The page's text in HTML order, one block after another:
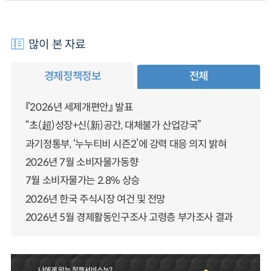
많이 본 자료
경제정책정보 전체
『2026년 세제개편안』 발표
“초(超)성장+신(新)공간, 대체불가 산업강국”
과기정통부, ‘누누티비 시즌2’에 강력 대응 의지 밝혀
2026년 7월 소비자물가동향
7월 소비자물가는 2.8% 상승
2026년 한국 주식시장 여건 및 전망
2026년 5월 경제활동인구조사 고령층 부가조사 결과